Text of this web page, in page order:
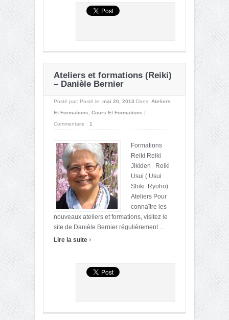
Ateliers et formations (Reiki)
– Danièle Bernier
Posté par: Posté le: mai 20, 2013 Dans: Ateliers
Et Formations
Cours Et Formations |
Commentaire : 1
Formations
Reiki Reiki
Jikiden Reiki
Usui ( Usui
Shiki Ryoho)
Ateliers Pour
connaître les
nouveaux ateliers et formations, visitez le
site de Danièle Bernier régulièrement ...
Lire la suite ›